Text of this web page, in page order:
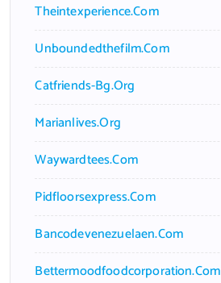
Theintexperience.com
Unboundedthefilm.com
Catfriends-Bg.org
Marianlives.org
Waywardtees.com
Pidfloorsexpress.com
Bancodevenezuelaen.com
Bettermoodfoodcorporation.com